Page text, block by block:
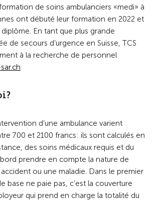
de soins ambulanciers «medi» à
ont débuté leur formation en 2022 et
En tant que plus grande
de secours d’urgence en Suisse, TCS
à la recherche de personnel
d’une ambulance varient
700 et 2100 francs: ils sont calculés en
des soins médicaux requis et du
prendre en compte la nature de
ou une maladie. Dans le premier
base ne paie pas, c’est la couverture
qui prend en charge la totalité du